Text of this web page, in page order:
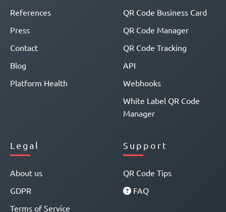
References
Press
Contact
Blog
Platform Health
QR Code Business Card
QR Code Manager
QR Code Tracking
API
Webhooks
White Label QR Code
Manager
Legal
About us
GDPR
Terms of Service
Support
QR Code Tips
FAQ